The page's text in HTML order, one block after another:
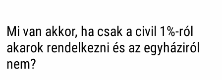
Mi van akkor, ha csak a civil 1%-ról
akarok rendelkezni és az egyháziról
nem?